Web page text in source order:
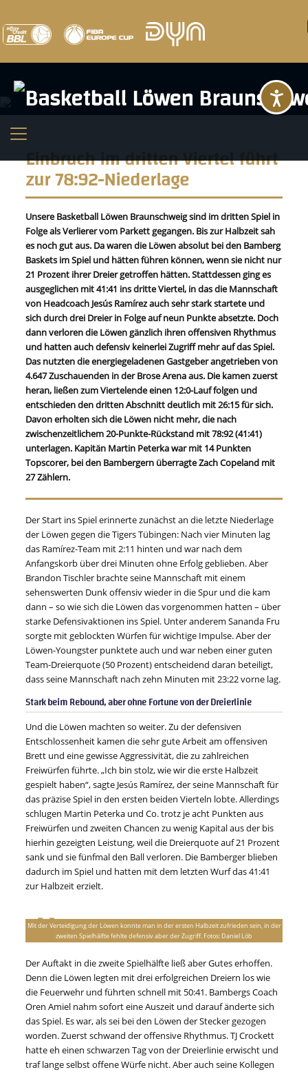
Einbruch im dritten Viertel führt
zur 78:92-Niederlage
Unsere Basketball Löwen Braunschweig sind im dritten Spiel in
Folge als Verlierer vom Parkett gegangen. Bis zur Halbzeit sah
es noch gut aus. Da waren die Löwen absolut bei den Bamberg
Baskets im Spiel und hätten führen können, wenn sie nicht nur
21 Prozent ihrer Dreier getroffen hätten. Stattdessen ging es
ausgeglichen mit 41:41 ins dritte Viertel, in das die Mannschaft
von Headcoach Jesús Ramírez auch sehr stark startete und
sich durch drei Dreier in Folge auf neun Punkte absetzte. Doch
dann verloren die Löwen gänzlich ihren offensiven Rhythmus
und hatten auch defensiv keinerlei Zugriff mehr auf das Spiel.
Das nutzten die energiegeladenen Gastgeber angetrieben von
4.647 Zuschauenden in der Brose Arena aus. Die kamen zuerst
heran, ließen zum Viertelende einen 12:0-Lauf folgen und
entschieden den dritten Abschnitt deutlich mit 26:15 für sich.
Davon erholten sich die Löwen nicht mehr, die nach
zwischenzeitlichem 20-Punkte-Rückstand mit 78:92 (41:41)
unterlagen. Kapitän Martin Peterka war mit 14 Punkten
Topscorer, bei den Bambergern überragte Zach Copeland mit
27 Zählern.
Der Start ins Spiel erinnerte zunächst an die letzte Niederlage
der Löwen gegen die Tigers Tübingen: Nach vier Minuten lag
das Ramírez-Team mit 2:11 hinten und war nach dem
Anfangskorb über drei Minuten ohne Erfolg geblieben. Aber
Brandon Tischler brachte seine Mannschaft mit einem
sehenswerten Dunk offensiv wieder in die Spur und die kam
dann – so wie sich die Löwen das vorgenommen hatten – über
starke Defensivaktionen ins Spiel. Unter anderem Sananda Fru
sorgte mit geblockten Würfen für wichtige Impulse. Aber der
Löwen-Youngster punktete auch und war neben einer guten
Team-Dreierquote (50 Prozent) entscheidend daran beteiligt,
dass seine Mannschaft nach zehn Minuten mit 23:22 vorne lag.
Stark beim Rebound, aber ohne Fortune von der Dreierlinie
Und die Löwen machten so weiter. Zu der defensiven
Entschlossenheit kamen die sehr gute Arbeit am offensiven
Brett und eine gewisse Aggressivität, die zu zahlreichen
Freiwürfen führte. „Ich bin stolz, wie wir die erste Halbzeit
gespielt haben“, sagte Jesús Ramírez, der seine Mannschaft für
das präzise Spiel in den ersten beiden Vierteln lobte. Allerdings
schlugen Martin Peterka und Co. trotz je acht Punkten aus
Freiwürfen und zweiten Chancen zu wenig Kapital aus der bis
hierhin gezeigten Leistung, weil die Dreierquote auf 21 Prozent
sank und sie fünfmal den Ball verloren. Die Bamberger blieben
dadurch im Spiel und hatten mit dem letzten Wurf das 41:41
zur Halbzeit erzielt.
Mit der Verteidigung der Löwen konnte man in der ersten Halbzeit zufrieden sein, in der
zweiten Spielhälfte fehlte defensiv aber der Zugriff. Fotos: Daniel Löb
Der Auftakt in die zweite Spielhälfte ließ aber Gutes erhoffen.
Denn die Löwen legten mit drei erfolgreichen Dreiern los wie
die Feuerwehr und führten schnell mit 50:41. Bambergs Coach
Oren Amiel nahm sofort eine Auszeit und darauf änderte sich
das Spiel. Es war, als sei bei den Löwen der Stecker gezogen
worden. Zuerst schwand der offensive Rhythmus. TJ Crockett
hatte eh einen schwarzen Tag von der Dreierlinie erwischt und
traf lange selbst offene Würfe nicht. Aber auch seine Kollegen